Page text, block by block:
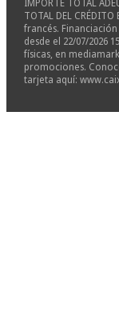
TOTAL DEL
francés. Financiación
desde el 22/07/2026
físicas, en
promociones.
tarjeta aquí: